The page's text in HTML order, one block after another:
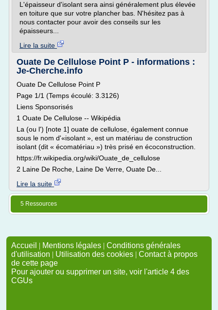
L'épaisseur d'isolant sera ainsi généralement plus élevée
en toiture que sur votre plancher bas. N'hésitez pas à
nous contacter pour avoir des conseils sur les
épaisseurs...
Lire la suite
Ouate De Cellulose Point P - informations :
Je-Cherche.info
Ouate De Cellulose Point P
Page 1/1 (Temps écoulé: 3.3126)
Liens Sponsorisés
1 Ouate De Cellulose -- Wikipédia
La (ou l') [note 1] ouate de cellulose, également connue
sous le nom d'«isolant », est un matériau de construction
isolant (dit « écomatériau ») très prisé en écoconstruction.
https://fr.wikipedia.org/wiki/Ouate_de_cellulose
2 Laine De Roche, Laine De Verre, Ouate De...
Lire la suite
5 Ressources
Accueil | Mentions légales | Conditions générales
d'utilisation | Utilisation des cookies | Contact à propos
de cette page
Pour ajouter ou supprimer un site, voir l'article 4 des
CGUs